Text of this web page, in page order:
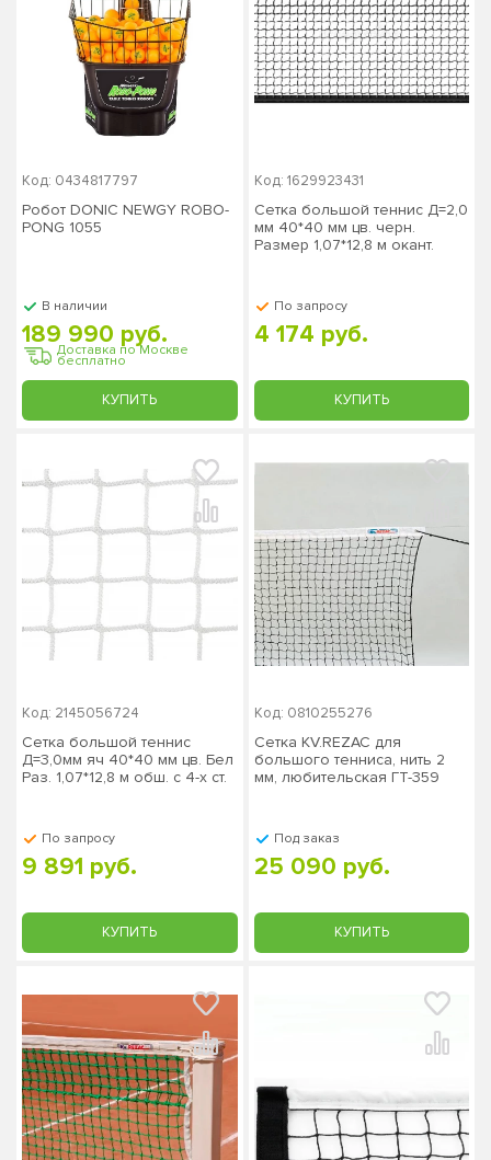
Код: 0434817797
Робот DONIC NEWGY ROBO-
PONG 1055
В наличии
Доставка по Москве
бесплатно
189 990 руб.
КУПИТЬ
Код: 1629923431
Сетка большой теннис Д=2,0
мм 40*40 мм цв. черн.
Размер 1,07*12,8 м окант.
По запросу
4 174 руб.
КУПИТЬ
Код: 2145056724
Сетка большой теннис
Д=3,0мм яч 40*40 мм цв. Бел
Раз. 1,07*12,8 м обш. с 4-х ст.
По запросу
9 891 руб.
КУПИТЬ
Код: 0810255276
Сетка KV.REZAC для
большого тенниса, нить 2
мм, любительская ГТ-359
Под заказ
25 090 руб.
КУПИТЬ